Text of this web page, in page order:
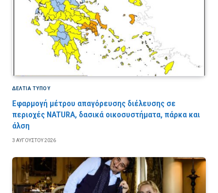
ΔΕΛΤΙΑ ΤΥΠΟΥ
Εφαρμογή μέτρου απαγόρευσης διέλευσης σε
περιοχές NATURA, δασικά οικοσυστήματα, πάρκα και
άλση
3 ΑΥΓΟΎΣΤΟΥ 2026